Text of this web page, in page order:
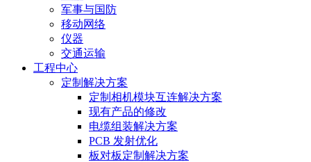
军事与国防
移动网络
仪器
交通运输
工程中心
定制解决方案
定制相机模块互连解决方案
现有产品的修改
电缆组装解决方案
PCB 发射优化
板对板定制解决方案